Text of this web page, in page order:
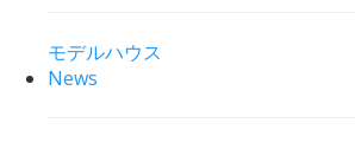
モデルハウス
News